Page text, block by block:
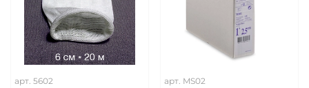
арт. 5602 арт. MS02